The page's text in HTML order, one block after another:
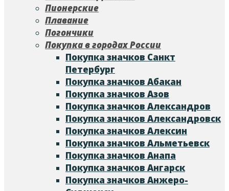
Пионерские
Плавание
Погончики
Покупка в городах России
Покупка значков Cанкт
Петербург
Покупка значков Абакан
Покупка значков Азов
Покупка значков Александров
Покупка значков Александровск
Покупка значков Алексин
Покупка значков Альметьевск
Покупка значков Анапа
Покупка значков Ангарск
Покупка значков Анжеро-